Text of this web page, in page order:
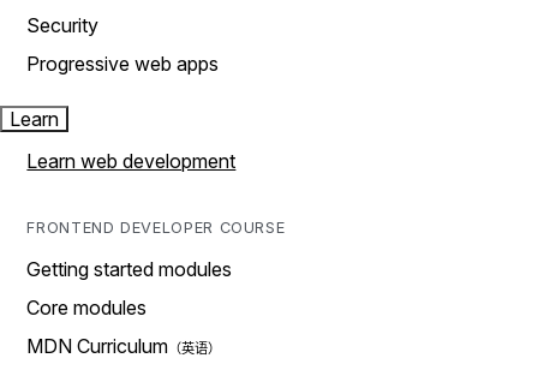
Security
Progressive web apps
Learn
Learn web development
FRONTEND DEVELOPER COURSE
Getting started modules
Core modules
MDN Curriculum